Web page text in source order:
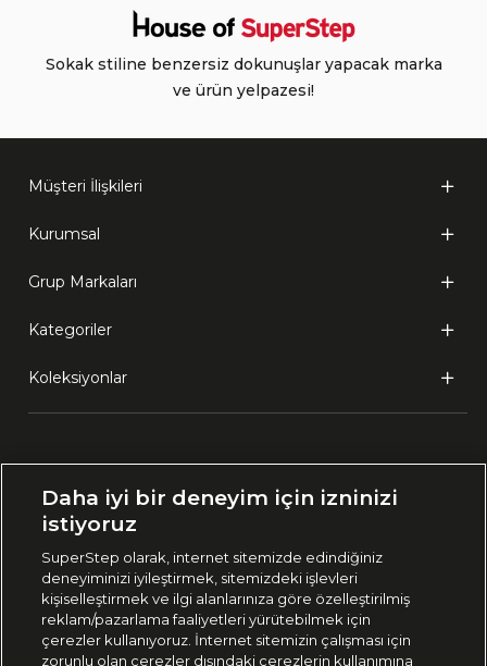
Sokak stiline benzersiz dokunuşlar yapacak marka
ve ürün yelpazesi!
Müşteri İlişkileri
Kurumsal
Grup Markaları
Kategoriler
Koleksiyonlar
🇹🇷 Türkiye
444 37 36
Daha iyi bir deneyim için izninizi
istiyoruz
SuperStep olarak, internet sitemizde edindiğiniz
deneyiminizi iyileştirmek, sitemizdeki işlevleri
kişiselleştirmek ve ilgi alanlarınıza göre özelleştirilmiş
reklam/pazarlama faaliyetleri yürütebilmek için
çerezler kullanıyoruz. İnternet sitemizin çalışması için
zorunlu olan çerezler dışındaki çerezlerin kullanımına